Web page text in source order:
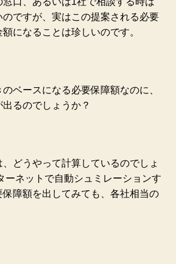
ですが、実はこの提案される必要
になることは珍しいのです。
ベースになる必要保障額なのに、
出るのでしょうか？
どうやって計算しているのでしょ
ーネットで自動シュミレーションす
保障額を出してみても、各社相当の